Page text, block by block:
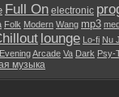
Full On electronic
Folk Modern Wang mp3
lounge Lo-fi Nu
Arcade Va Dark Psy-
музыка